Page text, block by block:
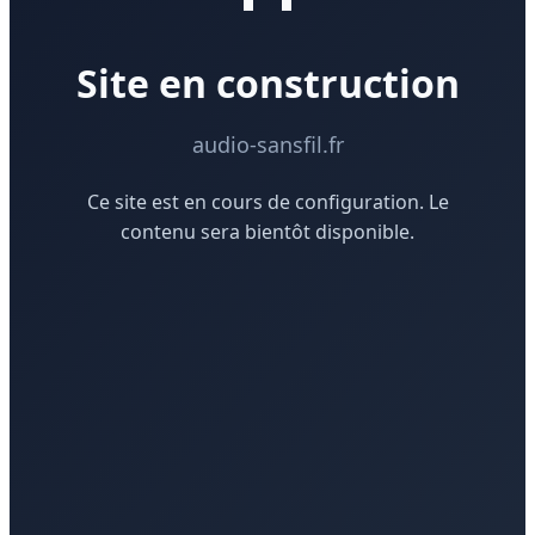
Site en construction
audio-sansfil.fr
Ce site est en cours de configuration. Le
contenu sera bientôt disponible.